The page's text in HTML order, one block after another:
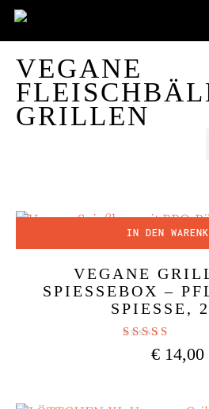
Skip
main
content
VEGANE
GRILLEN
IN DEN
VEGANE
SPIESSEBOX –
PIESSE,
Bewertet
4.50
€14,00